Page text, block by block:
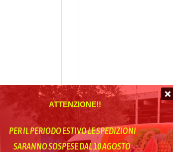
ATTENZIONE!!
PER IL PERIODO ESTIVO LE SPEDIZIONI
SARANNO SOSPESE DAL 10 AGOSTO